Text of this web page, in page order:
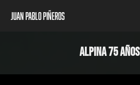
Juan Pablo Piñeros
ALPINA 75 AÑOS